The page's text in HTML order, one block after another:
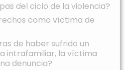
del ciclo de la violencia?
como víctima de
de haber sufrido un
intrafamiliar, la víctima
denuncia?